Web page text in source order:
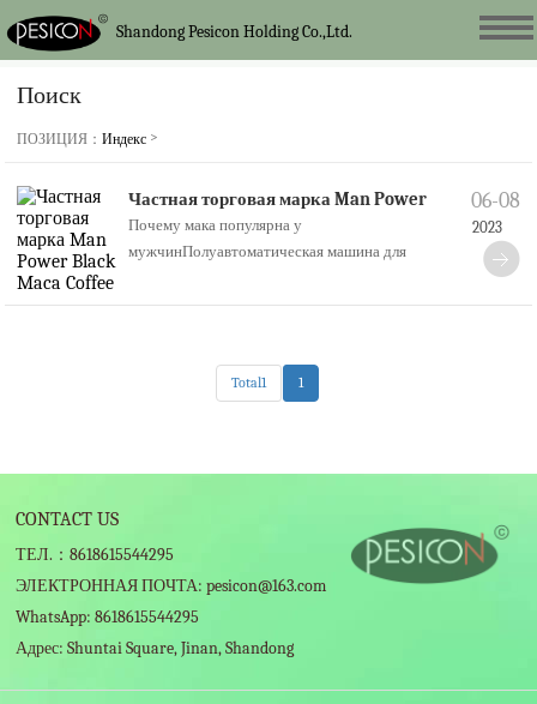
Shandong Pesicon Holding Co.,Ltd.
Поиск
ПОЗИЦИЯ：Индекс >
Частная торговая марка Man Power
BlackMaca Coffee
Почему мака популярна у
мужчинПолуавтоматическая машина для
06-08
2023
Total1 1
CONTACT US
ТЕЛ.：8618615544295
ЭЛЕКТРОННАЯ ПОЧТА: pesicon@163.com
WhatsApp: 8618615544295
Адрес: Shuntai Square, Jinan, Shandong